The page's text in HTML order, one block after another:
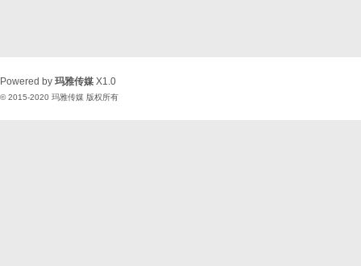
Powered by 玛雅传媒 X1.0
© 2015-2020 玛雅传媒 版权所有